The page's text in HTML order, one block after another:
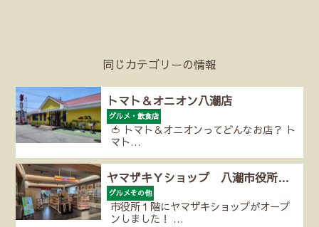
同じカテゴリーの情報
トマト＆オニオン八潮店
グルメ・飲食店
🍅 トマト＆オニオンってどんなお店？ ト
マト…
ヤマザキＹショップ 八潮市役所…
グルメその他
市役所１階にヤマザキショップがオープ
ンしました！ …